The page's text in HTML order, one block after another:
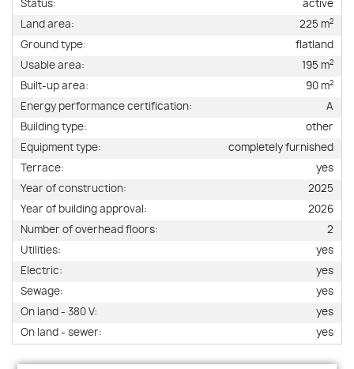
Status:
active
Land area:
225 m2
Ground type:
flatland
Usable area:
195 m2
Built-up area: 90 m2
Energy performance certification:
A
Building type:
other
Equipment type:
completely furnished
Terrace:
yes
Year of construction:
2025
Year of building approval:
2026
Number of overhead floors:
2
Utilities:
yes
Electric:
yes
Sewage:
yes
On land - 380 V:
yes
On land - sewer:
yes